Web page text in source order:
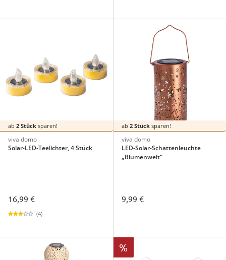
ab 2 Stück sparen!
viva domo
Solar-LED-Teelichter, 4 Stück
16,99 €
(4)
ab 2 Stücksparen!
viva domo
LED-Solar-Schattenleuchte
„Blumenwelt“
9,99 €
%